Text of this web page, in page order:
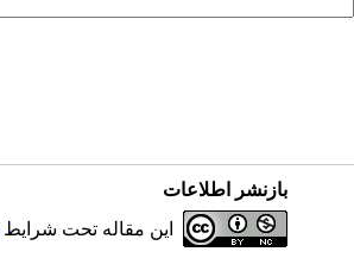
بازنشر اطلاعات
این مقاله تحت شرایط